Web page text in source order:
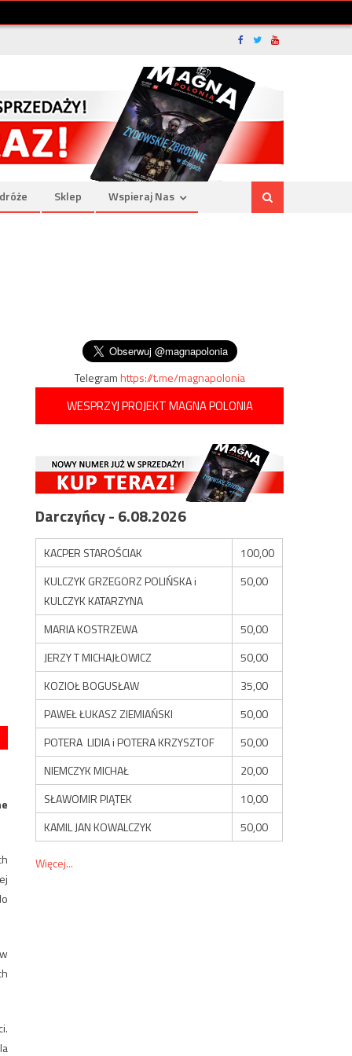
Sklep Wspieraj Nas
Telegramhttps://t.me/magnapolonia
WESPRZYJ PROJEKT MAGNA POLONIA
Darczyńcy - 6.08.2026
KACPER STAROŚCIAK
100,00
KULCZYK GRZEGORZ POLIŃSKA i
KULCZYK KATARZYNA
50,00
MARIA KOSTRZEWA
50,00
JERZY T MICHAJŁOWICZ
50,00
KOZIOŁ BOGUSŁAW
35,00
PAWEŁ ŁUKASZ ZIEMIAŃSKI
50,00
POTERA LIDIA i POTERA KRZYSZTOF
50,00
NIEMCZYK MICHAŁ
20,00
SŁAWOMIR PIĄTEK
10,00
KAMIL JAN KOWALCZYK
50,00
Więcej...